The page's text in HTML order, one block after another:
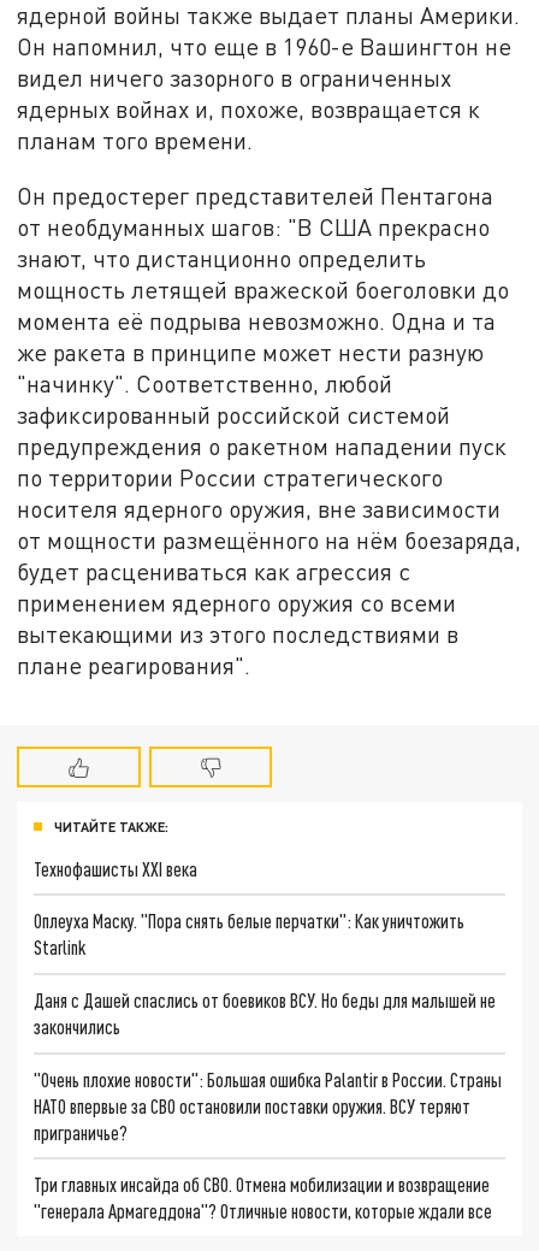
ядерной войны также выдает планы Америки.
Он напомнил, что еще в 1960-е Вашингтон не
видел ничего зазорного в ограниченных
ядерных войнах и, похоже, возвращается к
планам того времени.
Он предостерег представителей Пентагона
от необдуманных шагов: "В США прекрасно
знают, что дистанционно определить
мощность летящей вражеской боеголовки до
момента её подрыва невозможно. Одна и та
же ракета в принципе может нести разную
"начинку". Соответственно, любой
зафиксированный российской системой
предупреждения о ракетном нападении пуск
по территории России стратегического
носителя ядерного оружия, вне зависимости
от мощности размещённого на нём боезаряда,
будет расцениваться как агрессия с
применением ядерного оружия со всеми
вытекающими из этого последствиями в
плане реагирования".
ЧИТАЙТЕ ТАКЖЕ:
Технофашисты XXI века
Оплеуха Маску. "Пора снять белые перчатки": Как уничтожить
Starlink
Даня с Дашей спаслись от боевиков ВСУ. Но беды для малышей не
закончились
"Очень плохие новости": Большая ошибка Palantir в России. Страны
НАТО впервые за СВО остановили поставки оружия. ВСУ теряют
приграничье?
Три главных инсайда об СВО. Отмена мобилизации и возвращение
"генерала Армагеддона"? Отличные новости, которые ждали все